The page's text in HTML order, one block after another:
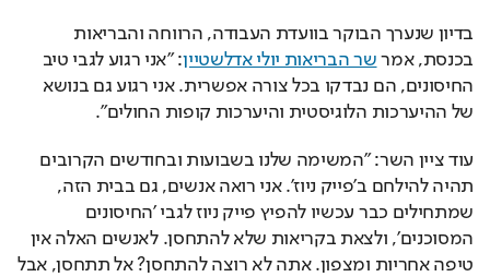
בדיון שנערך הבוקר בוועדת העבודה, הרווחה והבריאות
בכנסת, אמר שר הבריאות יולי אדלשטיין
: "אני רגוע לגבי טיב
החיסונים, הם נבדקו בכל צורה אפשרית. אני רגוע גם בנושא
של ההיערכות הלוגיסטית והיערכות קופות החולים".
עוד ציין השר: "המשימה שלנו בשבועות ובחודשים הקרובים
תהיה להילחם ב'פייק ניוז'. אני רואה אנשים, גם בבית הזה,
שמתחילים כבר עכשיו להפיץ פייק ניוז לגבי 'החיסונים
המסוכנים', ולצאת בקריאות שלא להתחסן. לאנשים האלה אין
טיפה אחריות ומצפון. אתה לא רוצה להתחסן? אל תתחסן, אבל